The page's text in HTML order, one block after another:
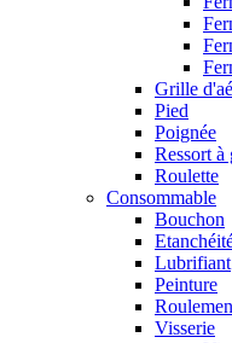
Grille
Pied
Poignée
Ressort à
Roulette
Consommable
Bouchon
Lubrifiant
Peinture
Visserie